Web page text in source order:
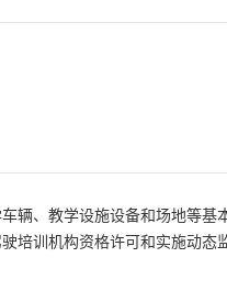
辆、教学设施设备和场地等基
培训机构资格许可和实施动态